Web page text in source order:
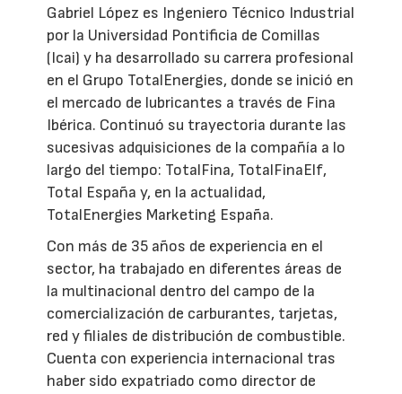
Gabriel López es Ingeniero Técnico Industrial
por la Universidad Pontificia de Comillas
(Icai) y ha desarrollado su carrera profesional
en el Grupo TotalEnergies, donde se inició en
el mercado de lubricantes a través de Fina
Ibérica. Continuó su trayectoria durante las
sucesivas adquisiciones de la compañía a lo
largo del tiempo: TotalFina, TotalFinaElf,
Total España y, en la actualidad,
TotalEnergies Marketing España.
Con más de 35 años de experiencia en el
sector, ha trabajado en diferentes áreas de
la multinacional dentro del campo de la
comercialización de carburantes, tarjetas,
red y filiales de distribución de combustible.
Cuenta con experiencia internacional tras
haber sido expatriado como director de